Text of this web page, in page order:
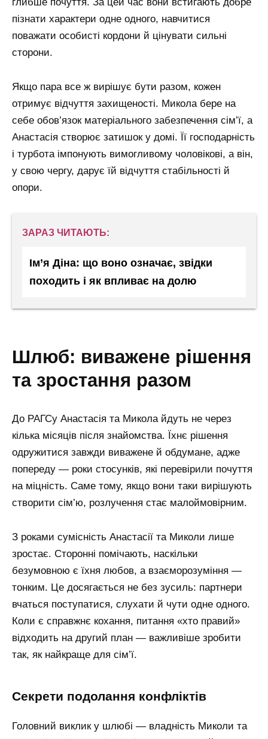
пізнати характери одне одного, навчитися
поважати особисті кордони й цінувати сильні
сторони.
Якщо пара все ж вирішує бути разом, кожен
отримує відчуття захищеності. Микола бере на
себе обов’язок матеріального забезпечення сім’ї, а
Анастасія створює затишок у домі. Її господарність
і турбота імпонують вимогливому чоловікові, а він,
у свою чергу, дарує їй відчуття стабільності й
опори.
ЗАРАЗ ЧИТАЮТЬ:
Ім’я Діна: що воно означає, звідки
походить і як впливає на долю
шлюб: виважене рішення
та зростання разом
До РАГСу Анастасія та Микола йдуть не через
кілька місяців після знайомства. Їхнє рішення
одружитися завжди виважене й обдумане, адже
попереду — роки стосунків, які перевірили почуття
на міцність. Саме тому, якщо вони таки вирішують
створити сім’ю, розлучення стає малоймовірним.
З роками сумісність Анастасії та Миколи лише
зростає. Сторонні помічають, наскільки
безумовною є їхня любов, а взаєморозуміння —
тонким. Це досягається не без зусиль: партнери
вчаться поступатися, слухати й чути одне одного.
Коли є справжнє кохання, питання «хто правий»
відходить на другий план — важливіше зробити
так, як найкраще для сім’ї.
секрети подолання конфліктів
Головний виклик у шлюбі — владність Миколи та